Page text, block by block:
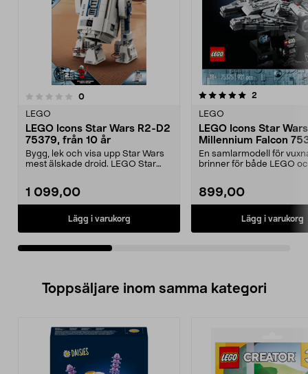
0recensioner
LEGO
LEGO Icons Star Wars R2-D2
75379, från 10 år
Bygg, lek och visa upp Star Wars
mest älskade droid. LEGO Star
1 099,00
Lägg i varukorg
5.0av 5 stjärnor 2
LEGO
LEGO Icons Star Wars
Millennium Falcon
år
En samlarmodell för
brinner för både LEGO
899,00
Lägg i varukorg
4.5av 5 stjärnor
Toppsäljare inom samma kategori